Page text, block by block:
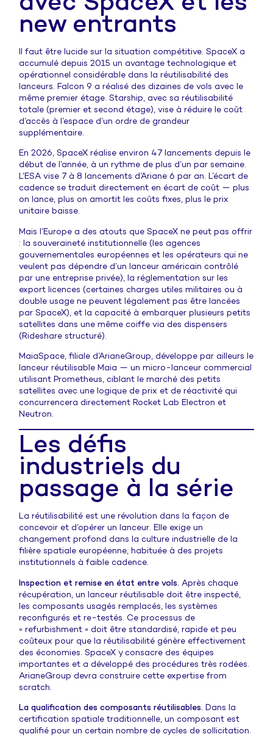
new entrants
Il faut être lucide sur la situation compétitive. SpaceX a
accumulé depuis 2015 un avantage technologique et
opérationnel considérable dans la réutilisabilité des
lanceurs. Falcon 9 a réalisé des dizaines de vols avec le
même premier étage. Starship, avec sa réutilisabilité
totale (premier et second étage), vise à réduire le coût
d’accès à l’espace d’un ordre de grandeur
supplémentaire.
En 2026, SpaceX réalise environ 47 lancements depuis le
début de l’année, à un rythme de plus d’un par semaine.
L’ESA vise 7 à 8 lancements d’Ariane 6 par an. L’écart de
cadence se traduit directement en écart de coût — plus
on lance, plus on amortit les coûts fixes, plus le prix
unitaire baisse.
Mais l’Europe a des atouts que SpaceX ne peut pas offrir
: la souveraineté institutionnelle (les agences
gouvernementales européennes et les opérateurs qui ne
veulent pas dépendre d’un lanceur américain contrôlé
par une entreprise privée), la réglementation sur les
export licences (certaines charges utiles militaires ou à
double usage ne peuvent légalement pas être lancées
par SpaceX), et la capacité à embarquer plusieurs petits
satellites dans une même coiffe via des dispensers
(Rideshare structuré).
MaiaSpace, filiale d’ArianeGroup, développe par ailleurs le
lanceur réutilisable Maia — un micro-lanceur commercial
utilisant Prometheus, ciblant le marché des petits
satellites avec une logique de prix et de réactivité qui
concurrencera directement Rocket Lab Electron et
Neutron.
Les défis
industriels du
passage à la série
La réutilisabilité est une révolution dans la façon de
concevoir et d’opérer un lanceur. Elle exige un
changement profond dans la culture industrielle de la
filière spatiale européenne, habituée à des projets
institutionnels à faible cadence.
Inspection et remise en état entre vols. Après chaque
récupération, un lanceur réutilisable doit être inspecté,
les composants usagés remplacés, les systèmes
reconfigurés et re-testés. Ce processus de
« refurbishment » doit être standardisé, rapide et peu
coûteux pour que la réutilisabilité génère effectivement
des économies. SpaceX y consacre des équipes
importantes et a développé des procédures très rodées.
ArianeGroup devra construire cette expertise from
scratch.
La qualification des composants réutilisables. Dans la
certification spatiale traditionnelle, un composant est
qualifié pour un certain nombre de cycles de sollicitation.